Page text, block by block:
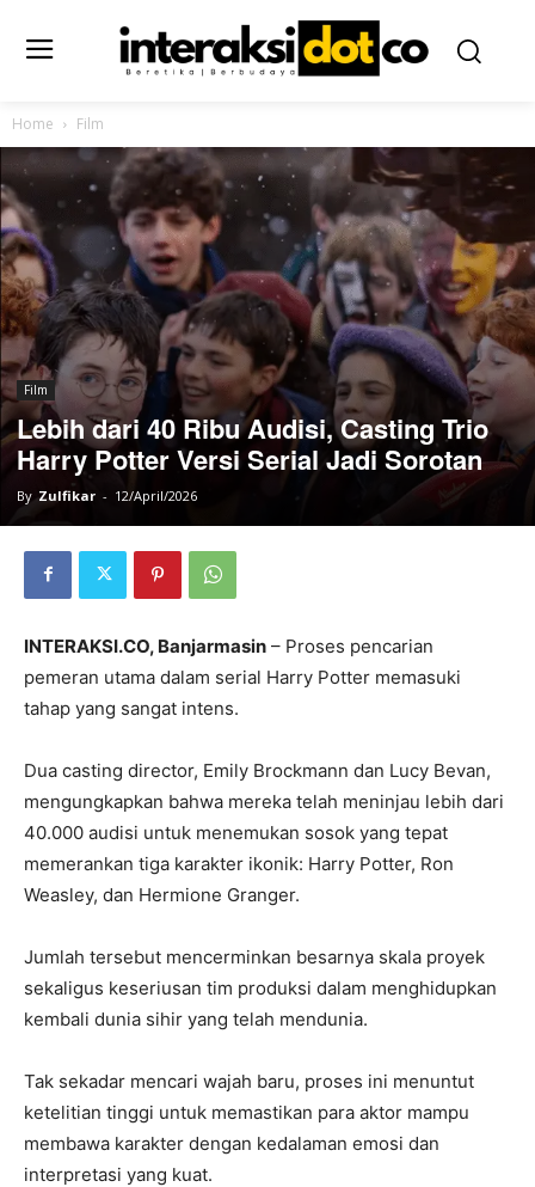
Home Film
Film
Lebih dari 40 Ribu Audisi, Casting Trio
Harry Potter Versi Serial Jadi Sorotan
By Zulfikar - 12/April/2026
INTERAKSI.CO, Banjarmasin – Proses pencarian
pemeran utama dalam serial Harry Potter memasuki
tahap yang sangat intens.
Dua casting director, Emily Brockmann dan Lucy Bevan,
mengungkapkan bahwa mereka telah meninjau lebih dari
40.000 audisi untuk menemukan sosok yang tepat
memerankan tiga karakter ikonik: Harry Potter, Ron
Weasley, dan Hermione Granger.
Jumlah tersebut mencerminkan besarnya skala proyek
sekaligus keseriusan tim produksi dalam menghidupkan
kembali dunia sihir yang telah mendunia.
Tak sekadar mencari wajah baru, proses ini menuntut
ketelitian tinggi untuk memastikan para aktor mampu
membawa karakter dengan kedalaman emosi dan
interpretasi yang kuat.